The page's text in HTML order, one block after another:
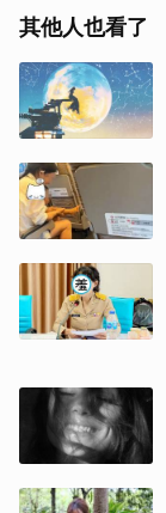
其他人也看了